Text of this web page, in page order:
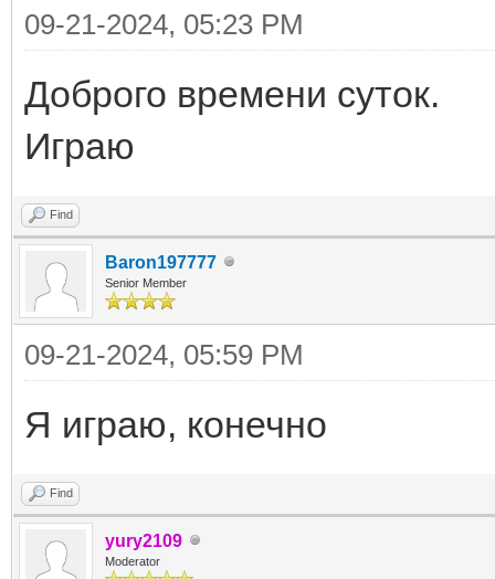
09-21-2024, 05:23 PM
Доброго времени суток.
Играю
Find
Baron197777
Senior Member
09-21-2024, 05:59 PM
Я играю, конечно
Find
yury2109
Moderator